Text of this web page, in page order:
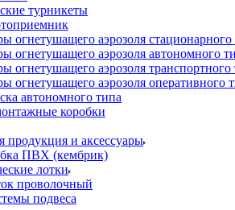
турникеты
огнетушащего аэрозоля стационарного
огнетушащего аэрозоля автономного
огнетушащего аэрозоля транспортного
огнетушащего аэрозоля оперативного
автономного типа
коробки
продукция и аксессуары
ПВХ (кембрик)
лотки
проволочный
подвеса